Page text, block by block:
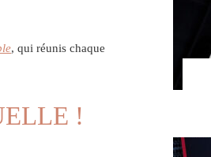
, qui réunis chaque
!